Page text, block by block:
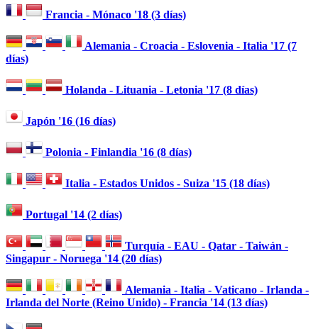
Francia - Mónaco '18 (3 días)
Alemania - Croacia - Eslovenia - Italia '17 (7
días)
Holanda - Lituania - Letonia '17 (8 días)
Japón '16 (16 días)
Polonia - Finlandia '16 (8 días)
Italia - Estados Unidos - Suiza '15 (18 días)
Portugal '14 (2 días)
Turquía - EAU - Qatar - Taiwán -
Singapur - Noruega '14 (20 días)
Alemania - Italia - Vaticano - Irlanda -
Irlanda del Norte (Reino Unido) - Francia '14 (13 días)